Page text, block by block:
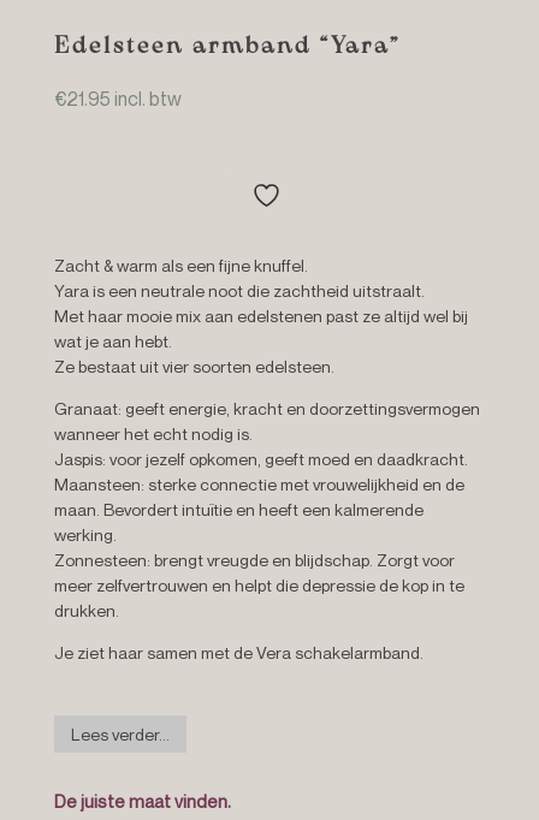
Edelsteen armband “Yara”
€21.95 incl. btw
Zacht & warm als een fijne knuffel.
Yara is een neutrale noot die zachtheid uitstraalt.
Met haar mooie mix aan edelstenen past ze altijd wel bij
wat je aan hebt.
Ze bestaat uit vier soorten edelsteen.
Granaat: geeft energie, kracht en doorzettingsvermogen
wanneer het echt nodig is.
Jaspis: voor jezelf opkomen, geeft moed en daadkracht.
Maansteen: sterke connectie met vrouwelijkheid en de
maan. Bevordert intuïtie en heeft een kalmerende
werking.
Zonnesteen: brengt vreugde en blijdschap. Zorgt voor
meer zelfvertrouwen en helpt die depressie de kop in te
drukken.
Je ziet haar samen met de Vera schakelarmband.
Lees verder...
De juiste maat vinden.